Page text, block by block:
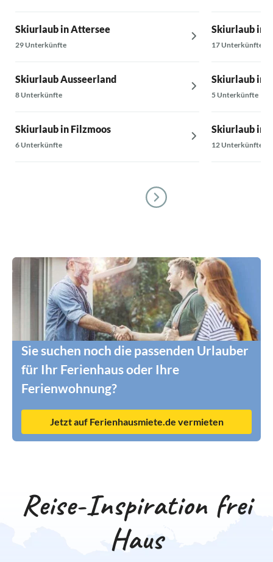
Skiurlaub in Attersee
29 Unterkünfte
Skiurlaub Ausseerland
8 Unterkünfte
Skiurlaub in Filzmoos
6 Unterkünfte
Skiurlaub in
17 Unterkünfte
Skiurlaub in
5 Unterkünfte
Skiurlaub in
12 Unterkünfte
Sie suchen noch die passenden Urlauber
für Ihr Ferienhaus oder Ihre
Ferienwohnung?
Jetzt auf Ferienhausmiete.de vermieten
Reise-Inspiration frei
Haus